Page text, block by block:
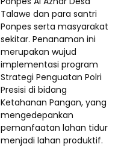
Talawe dan para santri
Ponpes serta masyarakat
sekitar. Penanaman ini
merupakan wujud
implementasi program
Strategi Penguatan Polri
Presisi di bidang
Ketahanan Pangan, yang
mengedepankan
pemanfaatan lahan tidur
menjadi lahan produktif.